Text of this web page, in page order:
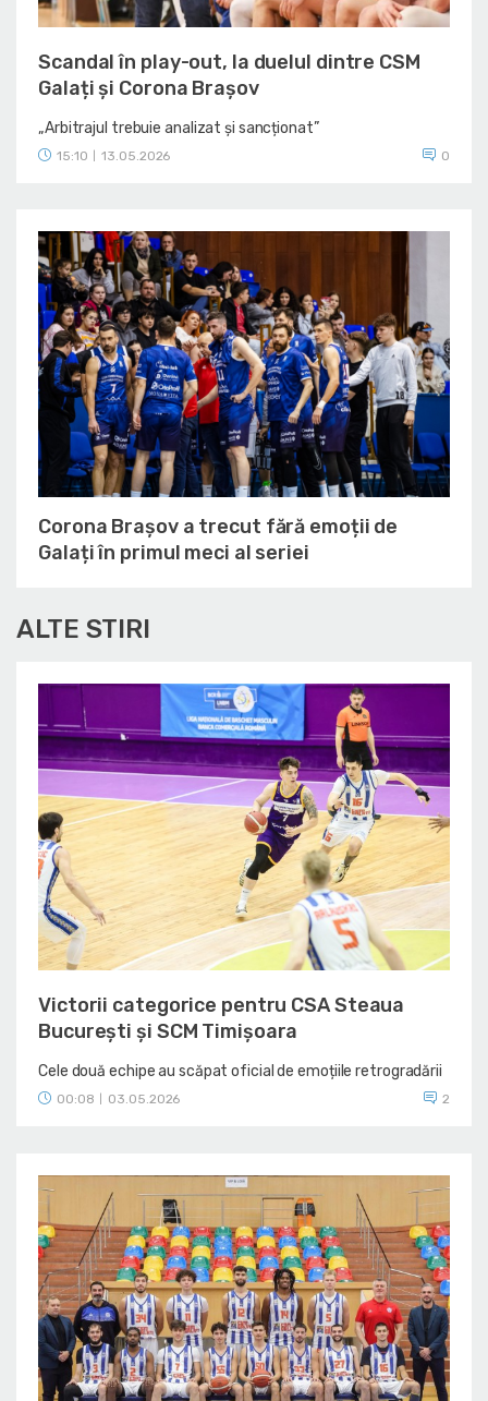
Scandal în play-out, la duelul dintre CSM
Galați și Corona Brașov
„Arbitrajul trebuie analizat și sancționat”
15:10 13.05.2026 0
Corona Brașov a trecut fără emoții de
Galați în primul meci al seriei
ALTE STIRI
Victorii categorice pentru CSA Steaua
București și SCM Timișoara
Cele două echipe au scăpat oficial de emoțiile retrogradării
00:08 03.05.2026 2